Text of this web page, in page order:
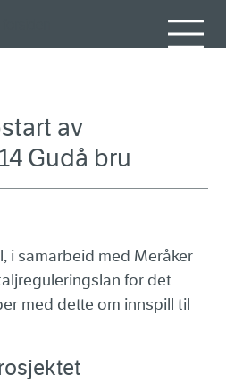
av
Gudå bru
i samarbeid med Meråker
for det
med dette om innspill til